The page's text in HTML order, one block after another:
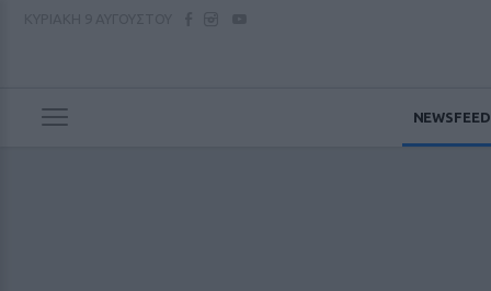
NEWSFEED